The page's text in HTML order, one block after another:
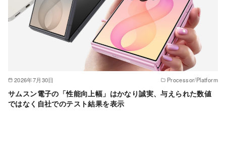
2026年7月30日 Processor/Platform
サムスン電子の「性能向上幅」はかなり誠実、与えられた数値
ではなく自社でのテスト結果を表示